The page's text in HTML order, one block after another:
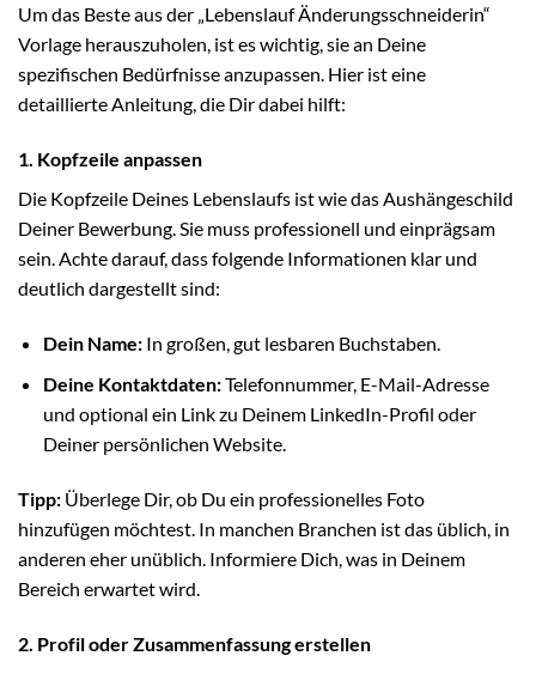
Um das Beste aus der „Lebenslauf Änderungsschneiderin“
Vorlage herauszuholen, ist es wichtig, sie an Deine
spezifischen Bedürfnisse anzupassen. Hier ist eine
detaillierte Anleitung, die Dir dabei hilft:
1. Kopfzeile anpassen
Die Kopfzeile Deines Lebenslaufs ist wie das Aushängeschild
Deiner Bewerbung. Sie muss professionell und einprägsam
sein. Achte darauf, dass folgende Informationen klar und
deutlich dargestellt sind:
Dein Name:In großen, gut lesbaren Buchstaben.
Deine Kontaktdaten:Telefonnummer, E-Mail-Adresse
und optional ein Link zu Deinem LinkedIn-Profil oder
Deiner persönlichen Website.
Tipp: Überlege Dir, ob Du ein professionelles Foto
hinzufügen möchtest. In manchen Branchen ist das üblich, in
anderen eher unüblich. Informiere Dich, was in Deinem
Bereich erwartet wird.
2. Profil oder Zusammenfassung erstellen